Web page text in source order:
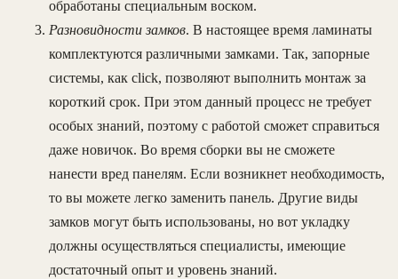
обработаны специальным воском.
Разновидности замков. В настоящее время ламинаты
комплектуются различными замками. Так, запорные
системы, как click, позволяют выполнить монтаж за
короткий срок. При этом данный процесс не требует
особых знаний, поэтому с работой сможет справиться
даже новичок. Во время сборки вы не сможете
нанести вред панелям. Если возникнет необходимость,
то вы можете легко заменить панель. Другие виды
замков могут быть использованы, но вот укладку
должны осуществляться специалисты, имеющие
достаточный опыт и уровень знаний.